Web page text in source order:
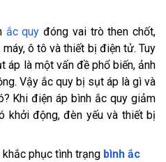
ắc quy đóng vai trò then chốt,
ô tô và thiết bị điện tử. Tuy
áp là một vấn đề phổ biến, ảnh
Vậy ắc quy bị sụt áp là gì và
Khi điện áp bình ắc quy giảm
khởi động, đèn yếu và thiết bị
khắc phục tình trạng bình ắc